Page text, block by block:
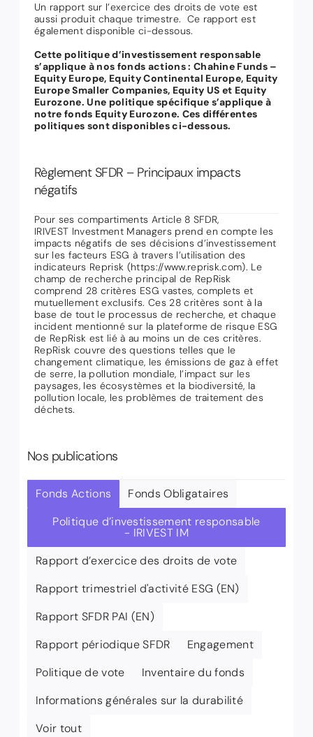
Un rapport sur l’exercice des droits de vote est
aussi produit chaque trimestre. Ce rapport est
également disponible ci-dessous.
Cette politique d’investissement responsable
s’applique à nos fonds actions : Chahine Funds –
Equity Europe, Equity Continental Europe, Equity
Europe Smaller Companies, Equity US et Equity
Eurozone. Une politique spécifique s’applique à
notre fonds Equity Eurozone. Ces différentes
politiques sont disponibles ci-dessous.
Règlement SFDR – Principaux impacts
négatifs
Pour ses compartiments Article 8 SFDR,
IRIVEST Investment Managers prend en compte les
impacts négatifs de ses décisions d’investissement
sur les facteurs ESG à travers l’utilisation des
indicateurs Reprisk (https://www.reprisk.com). Le
champ de recherche principal de RepRisk
comprend 28 critères ESG vastes, complets et
mutuellement exclusifs. Ces 28 critères sont à la
base de tout le processus de recherche, et chaque
incident mentionné sur la plateforme de risque ESG
de RepRisk est lié à au moins un de ces critères.
RepRisk couvre des questions telles que le
changement climatique, les émissions de gaz à effet
de serre, la pollution mondiale, l’impact sur les
paysages, les écosystèmes et la biodiversité, la
pollution locale, les problèmes de traitement des
déchets.
Nos publications
Fonds Actions
Fonds Obligataires
Politique d’investissement responsable
- IRIVEST IM
Rapport d’exercice des droits de vote
Rapport trimestriel d'activité ESG (EN)
Rapport SFDR PAI (EN)
Rapport périodique SFDR
Engagement
Politique de vote
Inventaire du fonds
Informations générales sur la durabilité
Voir tout